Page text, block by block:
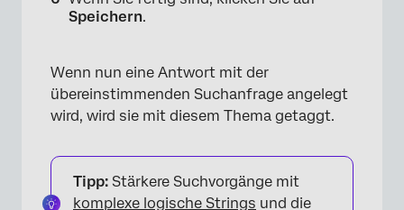
Speichern.
Wenn nun eine Antwort mit der
übereinstimmenden Suchanfrage angelegt
wird, wird sie mit diesem Thema getaggt.
Tipp: Stärkere Suchvorgänge mit
komplexe logische Strings und die